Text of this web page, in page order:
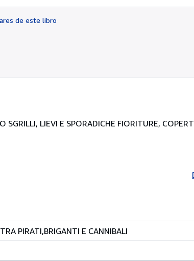
de este libro
LIEVI E SPORADICHE FIORITURE,
PIRATI,BRIGANTI E CANNIBALI